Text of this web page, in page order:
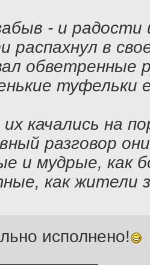
- и радости
распахнул в
обветренные
туфельки
качались на
разговор
и мудрые, как
как жители
исполнено!